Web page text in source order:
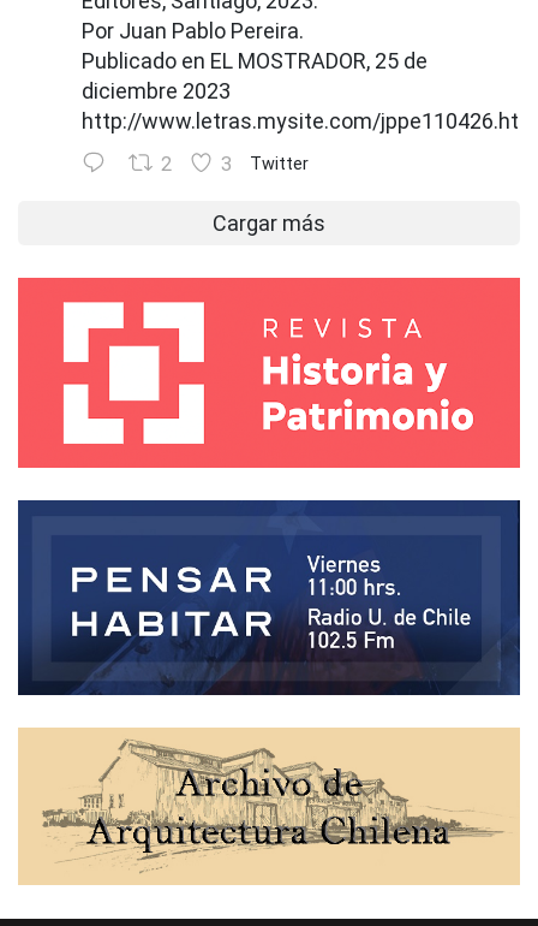
Por Juan Pablo Pereira.
Publicado en EL MOSTRADOR, 25 de
diciembre 2023
http://www.letras.mysite.com/
2 3 Twitter
Cargar más